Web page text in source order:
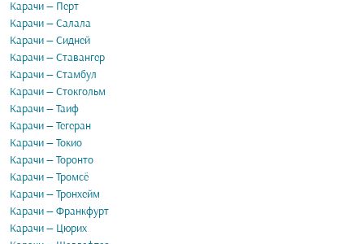
Карачи — Перт
Карачи — Салала
Карачи — Сидней
Карачи — Ставангер
Карачи — Стамбул
Карачи — Стокгольм
Карачи — Таиф
Карачи — Тегеран
Карачи — Токио
Карачи — Торонто
Карачи — Тромсё
Карачи — Тронхейм
Карачи — Франкфурт
Карачи — Цюрих